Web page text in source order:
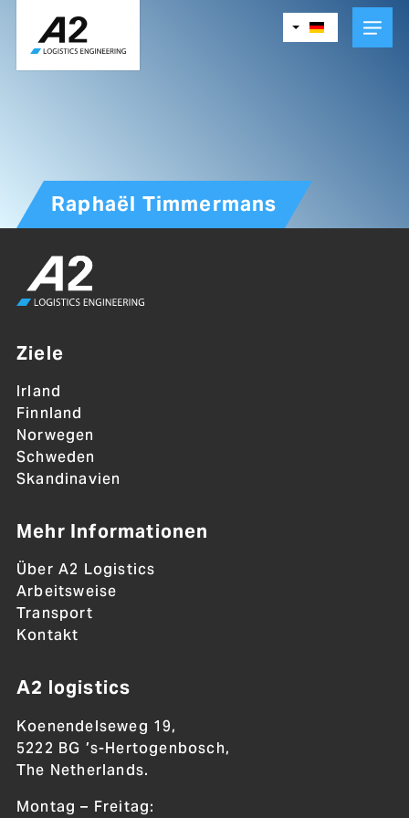
main
content
Raphaël Timmermans
Ziele
Irland
Finnland
Norwegen
Schweden
Skandinavien
Mehr Informationen
Über A2 Logistics
Arbeitsweise
Transport
Kontakt
A2 logistics
Koenendelseweg 19,
5222 BG ’s-Hertogenbosch,
The Netherlands.
Montag – Freitag: